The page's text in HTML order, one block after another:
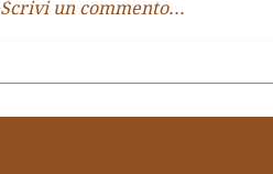
Scrivi un commento...